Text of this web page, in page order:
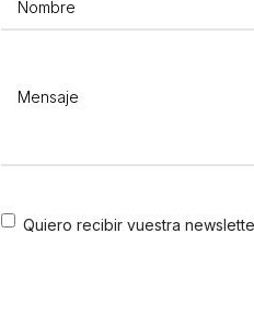
Consentimiento
Quiero recibir vuestra